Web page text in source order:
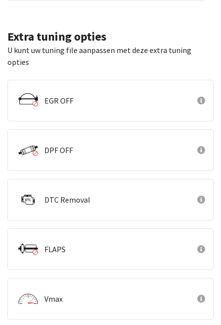
Extra tuning opties
U kunt uw tuning file aanpassen met deze extra tuning
opties
EGR OFF
DPF OFF
DTC Removal
FLAPS
Vmax